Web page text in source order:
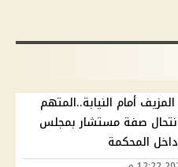
أمام النيابة..المتهم
صفة مستشار بمجلس
المحكمة